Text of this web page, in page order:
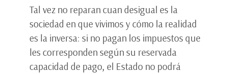
Tal vez no reparan cuan desigual es la
sociedad en que vivimos y cómo la realidad
es la inversa: si no pagan los impuestos que
les corresponden según su reservada
capacidad de pago, el Estado no podrá